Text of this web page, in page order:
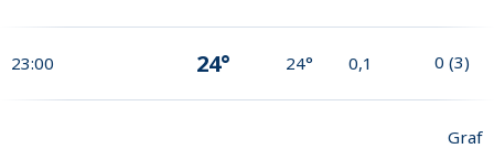
23:00 24° 24° 0,1 0 (3)
Graf